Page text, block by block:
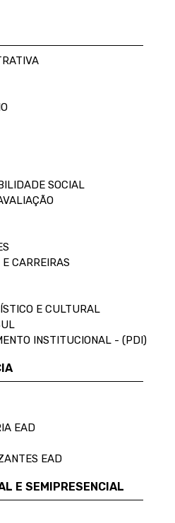
SOCIAL
CARREIRAS
E CULTURAL
INSTITUCIONAL - (PDI)
EAD
EAD
E SEMIPRESENCIAL